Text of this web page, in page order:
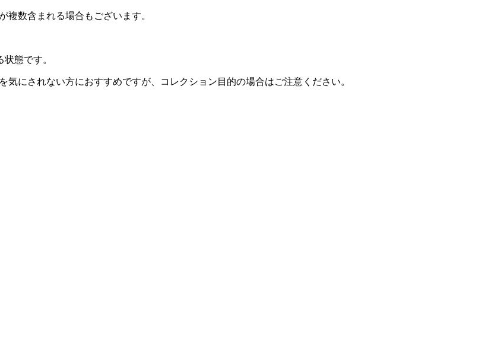
数含まれる場合もございます。
態です。
にされない方におすすめですが、コレクション目的の場合はご注意ください。